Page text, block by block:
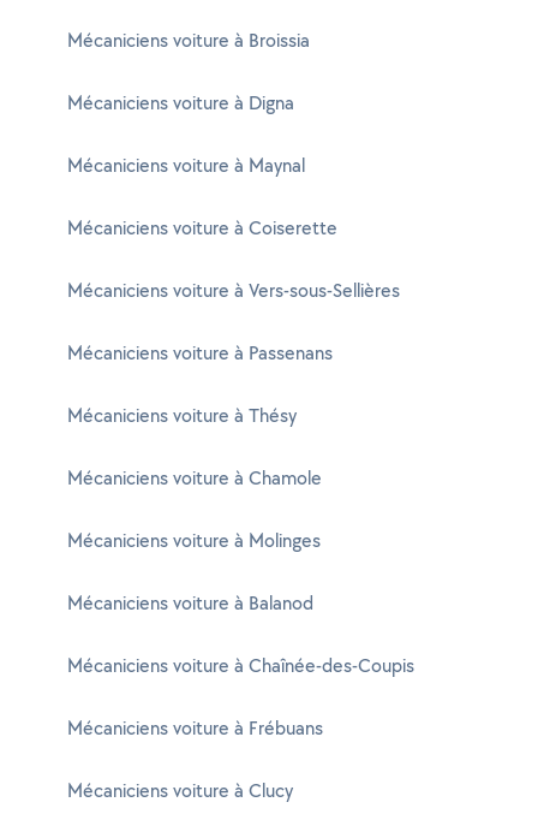
Mécaniciens voiture à Broissia
Mécaniciens voiture à Digna
Mécaniciens voiture à Maynal
Mécaniciens voiture à Coiserette
Mécaniciens voiture à Vers-sous-Sellières
Mécaniciens voiture à Passenans
Mécaniciens voiture à Thésy
Mécaniciens voiture à Chamole
Mécaniciens voiture à Molinges
Mécaniciens voiture à Balanod
Mécaniciens voiture à Chaînée-des-Coupis
Mécaniciens voiture à Frébuans
Mécaniciens voiture à Clucy